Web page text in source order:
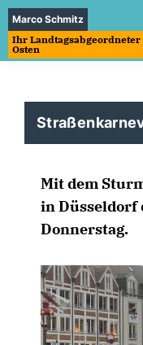
Marco Schmitz
Ihr
Osten
Mit dem
in Düsseldorf
Donnerstag.